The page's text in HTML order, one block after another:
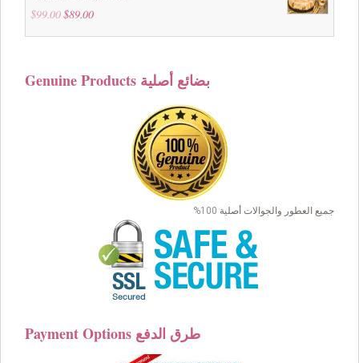
$99.00 Original
was:
$89.00Current
is:
Genuine Products بضائع أصلية
جميع العطور والجوالات أصلية 100%
Payment Options طرق الدفع